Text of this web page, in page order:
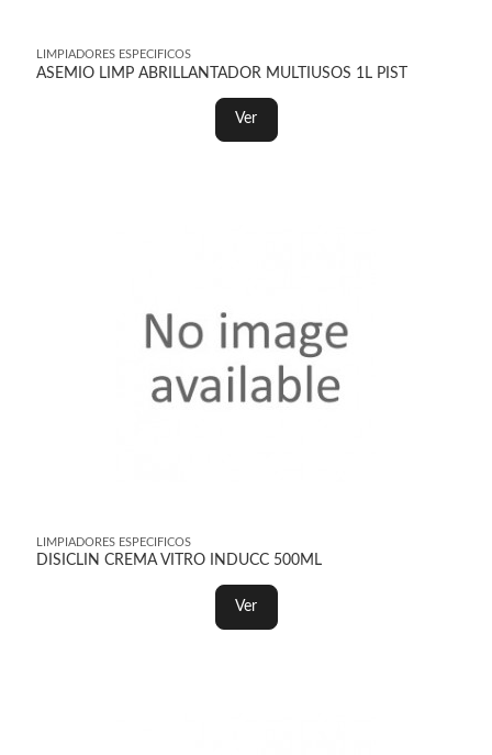
LIMPIADORES ESPECIFICOS
ASEMIO LIMP ABRILLANTADOR MULTIUSOS 1L PIST
Ver
LIMPIADORES ESPECIFICOS
DISICLIN CREMA VITRO INDUCC 500ML
Ver